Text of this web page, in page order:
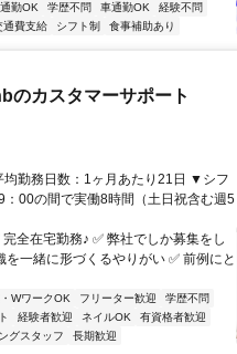
勤OK 学歴不問 車通勤OK
経験不問
通費支給 シフト制 食事補助あり
カスタマーサポート
勤務日数：1ヶ月あたり21日 ▼シフ
00の間で実働8時間（土日祝含む週5
全在宅勤務♪ ✅ 弊社でしか募集をし
一緒に形づくるやりがい ✅ 前例にと
WワークOK フリーター歓迎
学歴不問
経験者歓迎 ネイルOK
有資格者歓迎
グスタッフ 長期歓迎